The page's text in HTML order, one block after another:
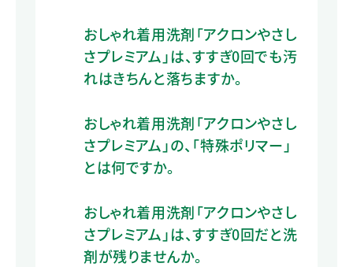
おしゃれ着用洗剤「アクロンやさし
さプレミアム」は、すすぎ0回でも汚
れはきちんと落ちますか。
おしゃれ着用洗剤「アクロンやさし
さプレミアム」の、「特殊ポリマー」
とは何ですか。
おしゃれ着用洗剤「アクロンやさし
さプレミアム」は、すすぎ0回だと洗
剤が残りませんか。